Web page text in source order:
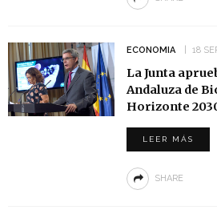
ECONOMIA 18
La Junta
Andaluza de
Horizonte
LEER MÁS
SHARE